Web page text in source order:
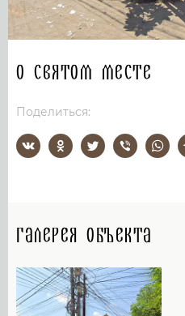
О святом месте
Поделиться:
Галерея объекта